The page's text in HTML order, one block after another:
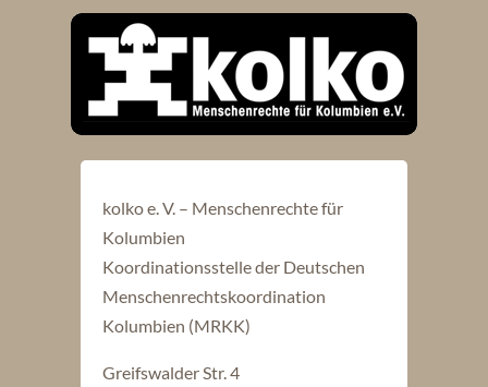
kolko e. V. – Menschenrechte für
Kolumbien
Koordinationsstelle der Deutschen
Menschenrechtskoordination
Kolumbien (MRKK)
Greifswalder Str. 4